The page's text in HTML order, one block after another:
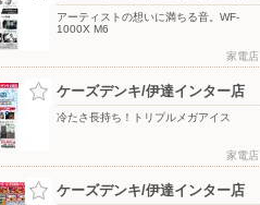
アーティストの想いに満ちる音。WF-
1000X M6
家電店
ケーズデンキ/伊達インター店
冷たさ長持ち！トリプルメガアイス
家電店
ケーズデンキ/伊達インター店